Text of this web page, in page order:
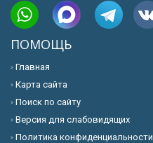
ПОМОЩЬ
Главная
Карта сайта
Поиск по сайту
Версия для слабовидящих
Политика конфиденциальности